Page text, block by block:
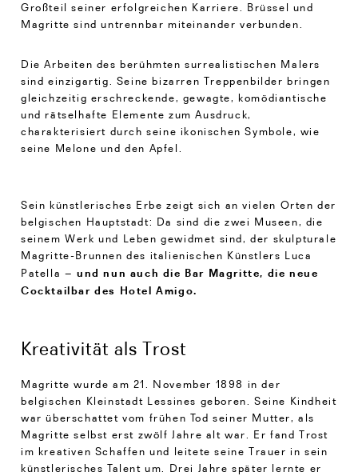
Großteil seiner erfolgreichen Karriere. Brüssel und
Magritte sind untrennbar miteinander verbunden.
Die Arbeiten des berühmten surrealistischen Malers
sind einzigartig. Seine bizarren Treppenbilder bringen
gleichzeitig erschreckende, gewagte, komödiantische
und rätselhafte Elemente zum Ausdruck,
charakterisiert durch seine ikonischen Symbole, wie
seine Melone und den Apfel.
Sein künstlerisches Erbe zeigt sich an vielen Orten der
belgischen Hauptstadt: Da sind die zwei Museen, die
seinem Werk und Leben gewidmet sind, der skulpturale
Magritte-Brunnen des italienischen Künstlers Luca
Patella – und nun auch die Bar Magritte, die neue
Cocktailbar des Hotel Amigo.
Kreativität als Trost
Magritte wurde am 21. November 1898 in der
belgischen Kleinstadt Lessines geboren. Seine Kindheit
war überschattet vom frühen Tod seiner Mutter, als
Magritte selbst erst zwölf Jahre alt war. Er fand Trost
im kreativen Schaffen und leitete seine Trauer in sein
künstlerisches Talent um. Drei Jahre später lernte er